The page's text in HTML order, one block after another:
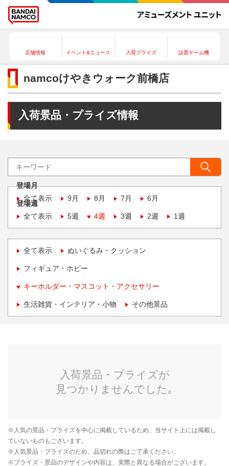
店舗情報 イベント&ニュース 入荷プライズ 設置ゲーム機
namcoけやきウォーク前橋店
入荷景品・プライズ情報
登場月
全て表示
9月 8月 7月 6月
登場週
全て表示
5週 4週 3週 2週 1週
全て表示 ぬいぐるみ・クッション
フィギュア・ホビー
キーホルダー・マスコット・アクセサリー
生活雑貨・インテリア・小物 その他景品